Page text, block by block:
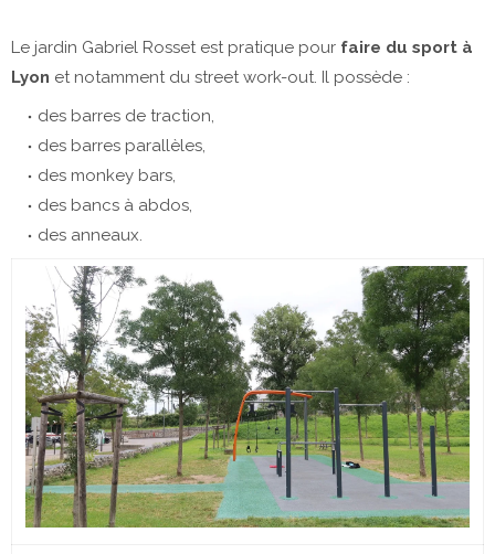
Le jardin Gabriel Rosset est pratique pour faire du sport à
Lyon et notamment du street work-out. Il possède :
des barres de traction,
des barres parallèles,
des monkey bars,
des bancs à abdos,
des anneaux.